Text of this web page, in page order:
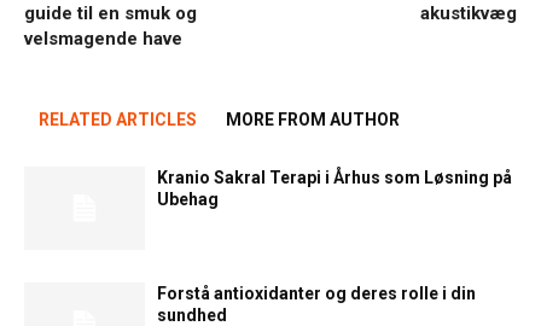
guide til en smuk og
velsmagende have
akustikvæg
RELATED ARTICLES MORE FROM AUTHOR
Kranio Sakral Terapi i Århus som Løsning på
Ubehag
Forstå antioxidanter og deres rolle i din
sundhed